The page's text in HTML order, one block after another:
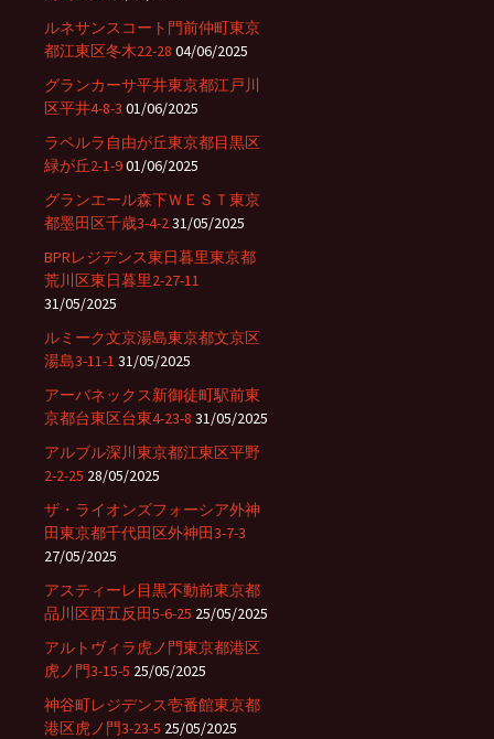
ルネサンスコート門前仲町東京
都江東区冬木22-28 04/06/2025
グランカーサ平井東京都江戸川
区平井4-8-3 01/06/2025
ラペルラ自由が丘東京都目黒区
緑が丘2-1-901/06/2025
グランエール森下ＷＥＳＴ東京
都墨田区千歳3-4-231/05/2025
BPRレジデンス東日暮里東京都
荒川区東日暮里2-27-11
31/05/2025
ルミーク文京湯島東京都文京区
湯島3-11-1 31/05/2025
アーバネックス新御徒町駅前東
京都台東区台東4-23-8 31/05/2025
アルブル深川東京都江東区平野
2-2-25 28/05/2025
ザ・ライオンズフォーシア外神
田東京都千代田区外神田3-7-3
27/05/2025
アスティーレ目黒不動前東京都
品川区西五反田5-6-25 25/05/2025
アルトヴィラ虎ノ門東京都港区
虎ノ門3-15-5 25/05/2025
神谷町レジデンス壱番館東京都
港区虎ノ門3-23-5 25/05/2025